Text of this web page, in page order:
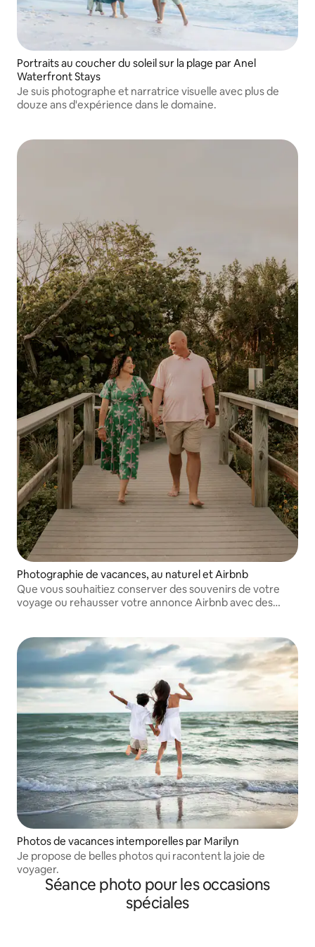
Portraits au coucher du soleil sur la plage par Anel
Waterfront Stays
Je suis photographe et narratrice visuelle avec plus de
douze ans d'expérience dans le domaine.
Photographie de vacances, au naturel et Airbnb
Que vous souhaitiez conserver des souvenirs de votre
voyage ou rehausser votre annonce Airbnb avec des
Photos de vacances intemporelles par Marilyn
Je propose de belles photos qui racontent la joie de
voyager.
Séance photo pour les occasions
spéciales